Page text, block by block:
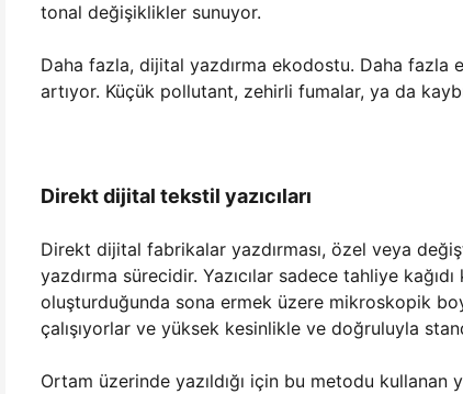
tonal değişiklikler sunuyor.
Daha fazla, dijital yazdırma ekodostu. Daha fazla
artıyor. Küçük pollutant, zehirli fumalar, ya da
Direkt dijital tekstil yazıcıları
Direkt dijital fabrikalar yazdırması, özel veya
yazdırma sürecidir. Yazıcılar sadece tahliye
oluşturduğunda sona ermek üzere mikroskopik
çalışıyorlar ve yüksek kesinlikle ve doğruluyla
Ortam üzerinde yazıldığı için bu metodu kullanan